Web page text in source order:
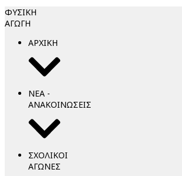
ΦΥΣΙΚΗ
ΑΓΩΓΗ
ΑΡΧΙΚΗ
ΝΕΑ -
ΑΝΑΚΟΙΝΩΣΕΙΣ
ΣΧΟΛΙΚΟΙ
ΑΓΩΝΕΣ